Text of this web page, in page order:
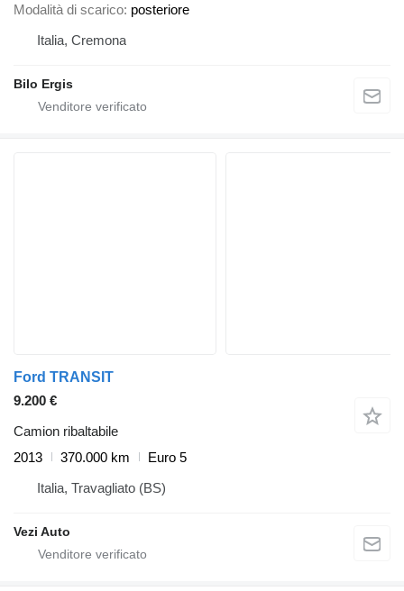
Modalità di scarico posteriore
Italia, Cremona
Bilo Ergis
Ford TRANSIT
9.200 €
Camion ribaltabile
2013
370.000 km
Euro 5
Italia, Travagliato (BS)
Vezi Auto